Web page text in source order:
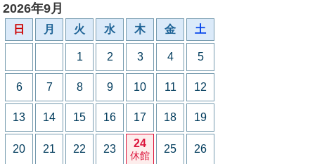
2026年9月
日 月 火 水 木 金 土
1 2 3 4 5
6 7 8 9 10 11 12
13 14 15 16 17 18 19
20 21 22 23 24
休館
25 26